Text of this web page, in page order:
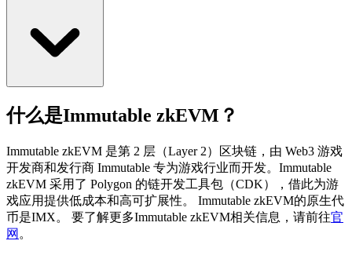
什么是Immutable zkEVM？
Immutable zkEVM 是第 2 层（Layer 2）区块链，由 Web3 游戏
开发商和发行商 Immutable 专为游戏行业而开发。Immutable
zkEVM 采用了 Polygon 的链开发工具包（CDK），借此为游
戏应用提供低成本和高可扩展性。
Immutable zkEVM的原生代
币是IMX。
要了解更多Immutable zkEVM相关信息，请前往官
网 。